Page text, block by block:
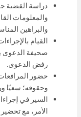
دراسة القضية
والمعلومات
والبراهين
القيام
صحيفة الدعوى
رفض الدعوى.
حضور
وحقوقه؛ سعيًا
السير في
الأمر، مع